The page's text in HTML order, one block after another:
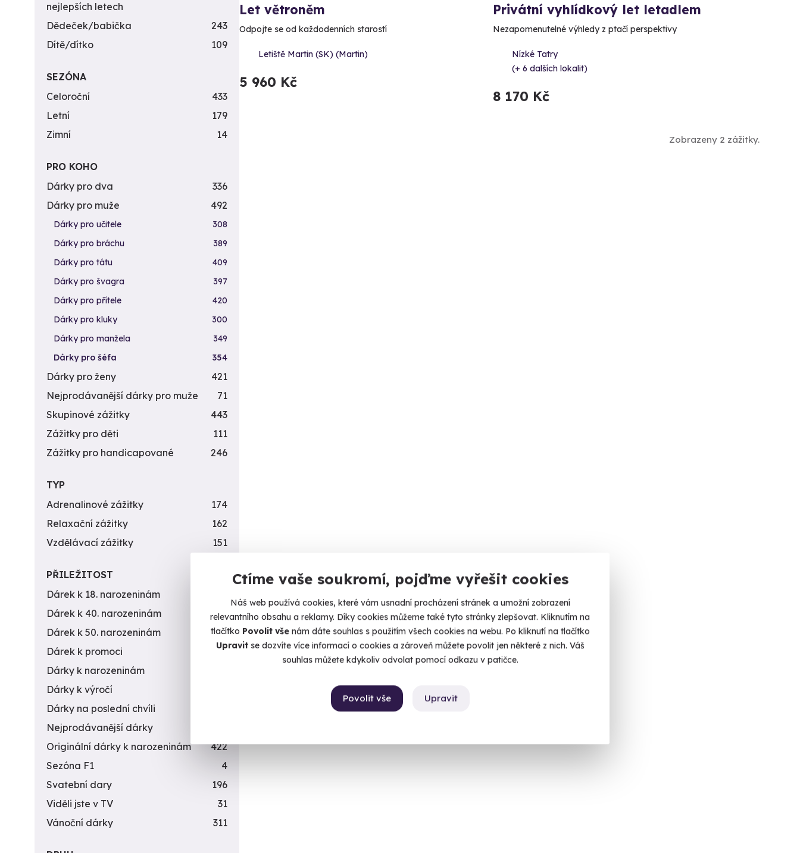
Ctíme vaše soukromí, pojďme vyřešit cookies
Náš web používá cookies, které vám usnadní procházení stránek a umožní zobrazení
relevantního obsahu a reklamy. Díky cookies můžeme také tyto stránky zlepšovat. Kliknutím na
tlačítko Povolit vše nám dáte souhlas s použitím všech cookies na webu. Po kliknutí na tlačítko
Upravitse dozvíte více informací o cookies a zároveň můžete povolit jen některé z nich. Váš
souhlas můžete kdykoliv odvolat pomocí odkazu v patičce.
Upravit
Povolit vše
Let větroněm
Odpojte se od každodenních starostí
Letiště Martin (SK) (Martin)
5 960 Kč
Privátní vyhlídkový let letadlem
Nezapomenutelné výhledy z ptačí perspektivy
Nízké Tatry
(+ 6 dalších lokalit)
8 170 Kč
Zobrazeny 2 zážitky.
nejlepších letech
Dědeček/babička
243
Dítě/dítko
109
SEZÓNA
Celoroční
433
Letní
179
Zimní
14
PRO KOHO
Dárky pro dva
336
Dárky pro muže
492
Dárky pro učitele
308
Dárky pro bráchu
389
Dárky pro tátu
409
Dárky pro švagra
397
Dárky pro přítele
420
Dárky pro kluky
300
Dárky pro manžela
349
Dárky pro šéfa
354
Dárky pro ženy
421
Nejprodávanější dárky pro muže
71
Skupinové zážitky
443
Zážitky pro děti
111
Zážitky pro handicapované
246
TYP
Adrenalinové zážitky
174
Relaxační zážitky
162
Vzdělávací zážitky
151
PŘILEŽITOST
Dárek k 18. narozeninám
Dárek k 40. narozeninám
453
Dárek k 50. narozeninám
378
Dárek k promoci
245
Dárky k narozeninám
Dárky k výročí
Dárky na poslední chvíli
Nejprodávanější dárky
Originální dárky k narozeninám
422
Sezóna F1
4
Svatební dary
196
Viděli jste v TV
31
Vánoční dárky
311